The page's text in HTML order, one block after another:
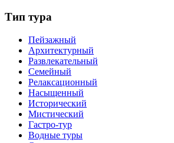
Тип тура
Пейзажный
Архитектурный
Развлекательный
Семейный
Релаксационный
Насыщенный
Исторический
Мистический
Гастро-тур
Водные туры